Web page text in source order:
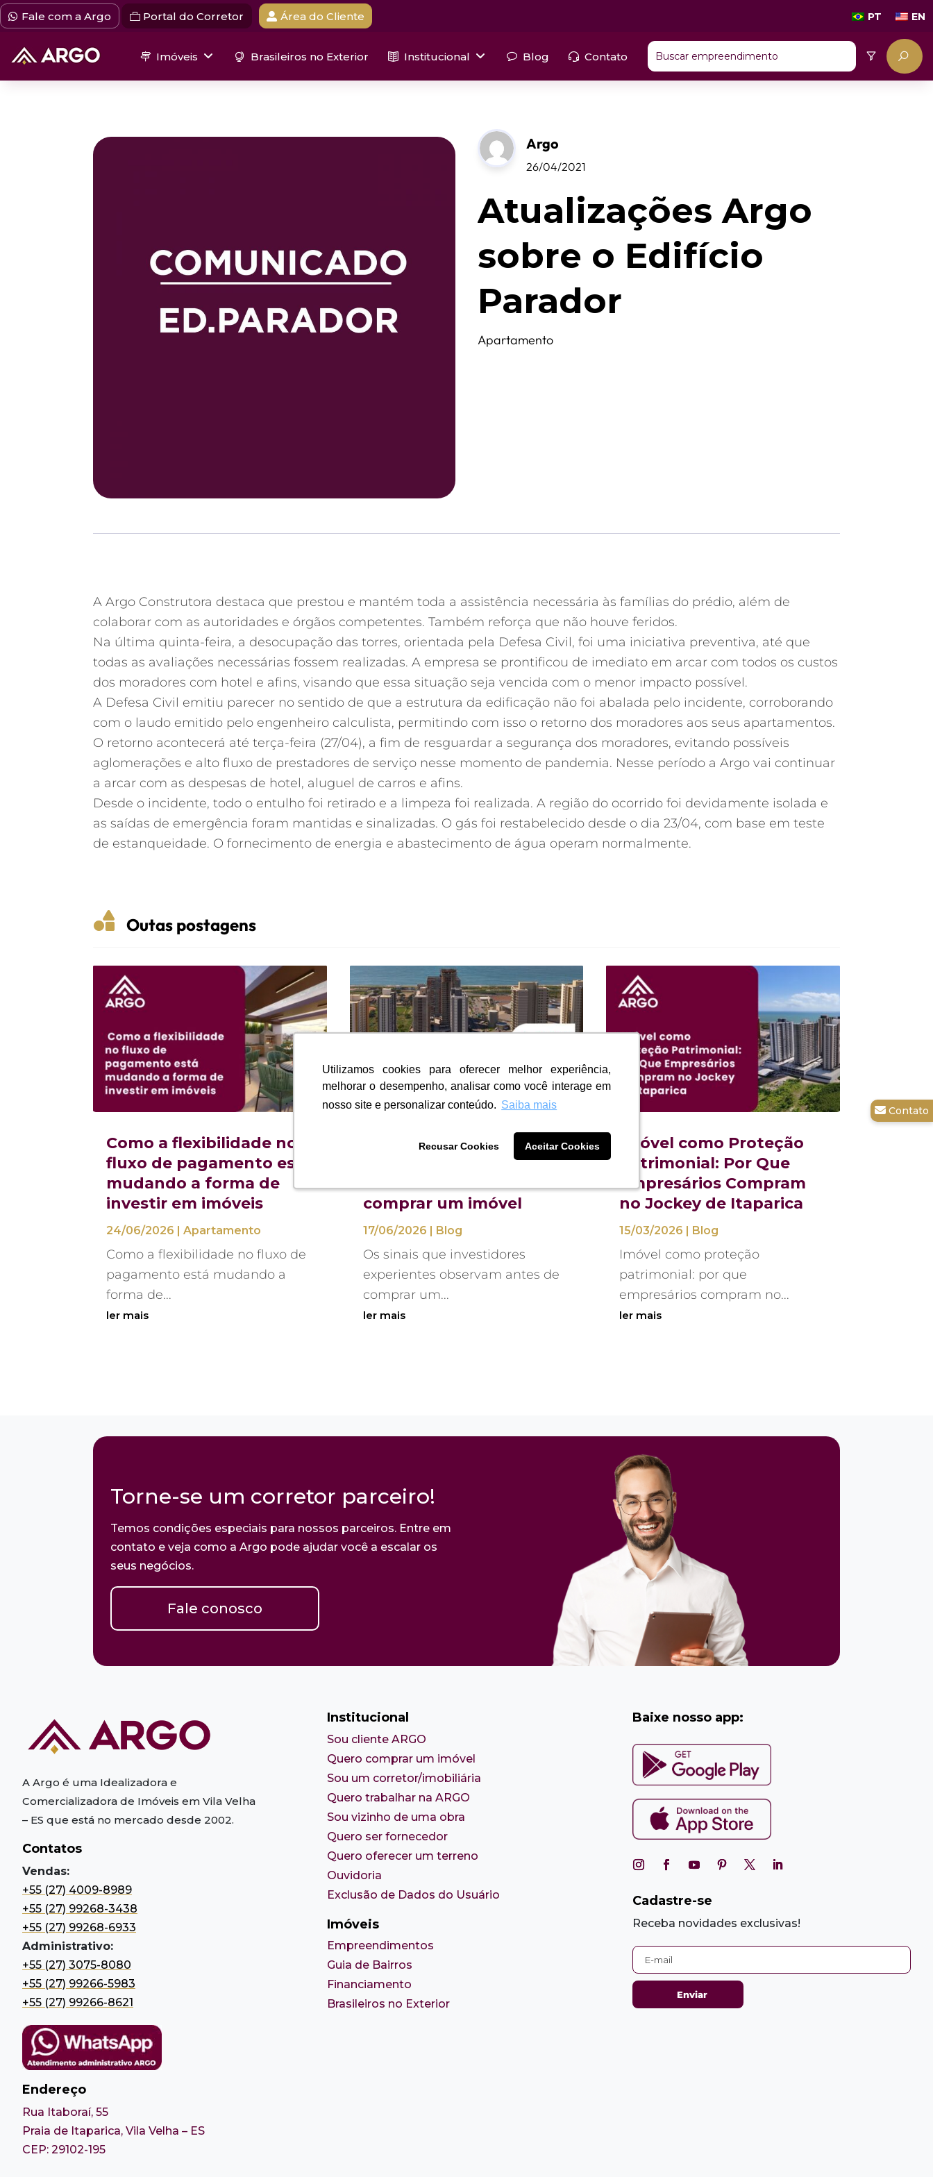
Utilizamos cookies para oferecer melhor experiência,
melhorar o desempenho, analisar como você interage em
nosso site e personalizar conteúdo. Saiba mais
Recusar Cookies Aceitar Cookies
Utilizamos cookies para oferecer melhor experiência,
melhorar o desempenho, analisar como você interage em
nosso site e personalizar conteúdo. Saiba mais
Recusar Cookies Aceitar Cookies
Fale com a Argo Portal do Corretor Área do Cliente PT EN
Imóveis Brasileiros no Exterior Institucional Blog Contato
Argo
26/04/2021
Atualizações Argo
sobre o Edifício
Parador
Apartamento
A Argo Construtora destaca que prestou e mantém toda a assistência necessária às famílias do prédio, além de
colaborar com as autoridades e órgãos competentes. Também reforça que não houve feridos.
Na última quinta-feira, a desocupação das torres, orientada pela Defesa Civil, foi uma iniciativa preventiva, até que
todas as avaliações necessárias fossem realizadas. A empresa se prontificou de imediato em arcar com todos os custos
dos moradores com hotel e afins, visando que essa situação seja vencida com o menor impacto possível.
A Defesa Civil emitiu parecer no sentido de que a estrutura da edificação não foi abalada pelo incidente, corroborando
com o laudo emitido pelo engenheiro calculista, permitindo com isso o retorno dos moradores aos seus apartamentos.
O retorno acontecerá até terça-feira (27/04), a fim de resguardar a segurança dos moradores, evitando possíveis
aglomerações e alto fluxo de prestadores de serviço nesse momento de pandemia. Nesse período a Argo vai continuar
a arcar com as despesas de hotel, aluguel de carros e afins.
Desde o incidente, todo o entulho foi retirado e a limpeza foi realizada. A região do ocorrido foi devidamente isolada e
as saídas de emergência foram mantidas e sinalizadas. O gás foi restabelecido desde o dia 23/04, com base em teste
de estanqueidade. O fornecimento de energia e abastecimento de água operam normalmente.
 Outas postagens
Como a flexibilidade no
fluxo de pagamento está
mudando a forma de
investir em imóveis
24/06/2026 |Apartamento
Como a flexibilidade no fluxo de
pagamento está mudando a
forma de...
ler mais
Os sinais que
investidores experientes
observam antes de
comprar um imóvel
17/06/2026 Blog
Os sinais que investidores
experientes observam antes de
comprar um...
ler mais
Imóvel como Proteção
Patrimonial: Por Que
Empresários Compram
no Jockey de Itaparica
15/03/2026 Blog
Imóvel como proteção
patrimonial: por que
empresários compram no...
ler mais
Torne-se um corretor parceiro!
Temos condições especiais para nossos parceiros. Entre em
contato e veja como a Argo pode ajudar você a escalar os
seus negócios.
Fale conosco
A Argo é uma Idealizadora e
Comercializadora de Imóveis em Vila Velha
– ES que está no mercado desde 2002.
Contatos
Vendas:
+55 (27) 4009-8989
+55 (27) 99268-3438
+55 (27) 99268-6933
Administrativo:
+55 (27) 3075-8080
+55 (27) 99266-5983
+55 (27) 99266-8621
Endereço
Rua Itaboraí, 55
Praia de Itaparica, Vila Velha – ES
CEP: 29102-195
Institucional
Sou cliente ARGO
Quero comprar um imóvel
Sou um corretor/imobiliária
Quero trabalhar na ARGO
Sou vizinho de uma obra
Quero ser fornecedor
Quero oferecer um terreno
Ouvidoria
Exclusão de Dados do Usuário
Imóveis
Empreendimentos
Guia de Bairros
Financiamento
Brasileiros no Exterior
Baixe nosso app:
Cadastre-se
Receba novidades exclusivas!